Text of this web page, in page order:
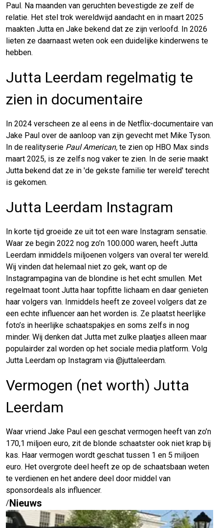
Paul. Na maanden van geruchten bevestigde ze zelf de
relatie. Het stel trok wereldwijd aandacht en in maart 2025
maakten Jutta en Jake bekend dat ze zijn verloofd. In 2026
lieten ze daarnaast weten ook een duidelijke kinderwens te
hebben.
Jutta Leerdam regelmatig te
zien in documentaire
In 2024 verscheen ze al eens in de Netflix-documentaire van
Jake Paul over de aanloop van zijn gevecht met Mike Tyson.
In de realityserie Paul American, te zien op HBO Max sinds
maart 2025, is ze zelfs nog vaker te zien. In de serie maakt
Jutta bekend dat ze in 'de gekste familie ter wereld' terecht
is gekomen.
Jutta Leerdam Instagram
In korte tijd groeide ze uit tot een ware Instagram sensatie.
Waar ze begin 2022 nog zo’n 100.000 waren, heeft Jutta
Leerdam inmiddels miljoenen volgers van overal ter wereld.
Wij vinden dat helemaal niet zo gek, want op de
Instagrampagina van de blondine is het echt smullen. Met
regelmaat toont Jutta haar topfitte lichaam en daar genieten
haar volgers van. Inmiddels heeft ze zoveel volgers dat ze
een echte influencer aan het worden is. Ze plaatst heerlijke
foto’s in heerlijke schaatspakjes en soms zelfs in nog
minder. Wij denken dat Jutta met zulke plaatjes alleen maar
populairder zal worden op het sociale media platform. Volg
Jutta Leerdam op Instagram via @juttaleerdam.
Vermogen (net worth) Jutta
Leerdam
Waar vriend Jake Paul een geschat vermogen heeft van zo’n
170,1 miljoen euro, zit de blonde schaatster ook niet krap bij
kas. Haar vermogen wordt geschat tussen 1 en 5 miljoen
euro. Het overgrote deel heeft ze op de schaatsbaan weten
te verdienen en het andere deel door middel van
sponsordeals als influencer.
/Nieuws